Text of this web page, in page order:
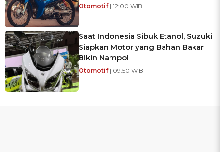
Otomotif | 12:00 WIB
Saat Indonesia Sibuk Etanol, Suzuki
Siapkan Motor yang Bahan Bakar
Bikin Nampol
Otomotif | 09:50 WIB